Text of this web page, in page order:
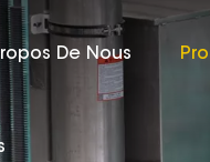
De Nous